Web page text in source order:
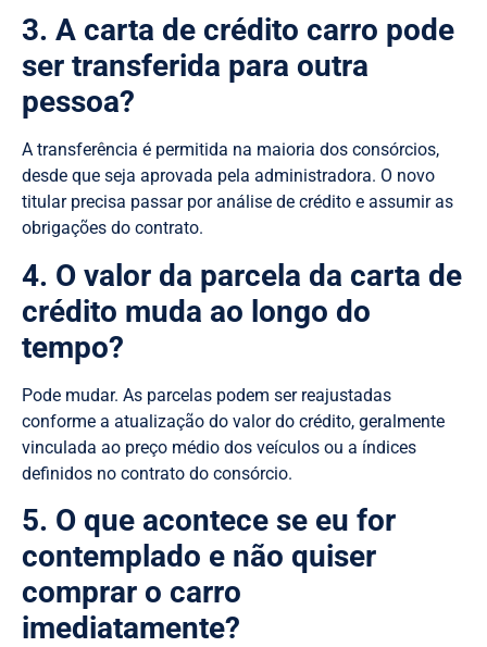
3. A carta de crédito carro pode
ser transferida para outra
pessoa?
A transferência é permitida na maioria dos consórcios,
desde que seja aprovada pela administradora. O novo
titular precisa passar por análise de crédito e assumir as
obrigações do contrato.
4. O valor da parcela da carta de
crédito muda ao longo do
tempo?
Pode mudar. As parcelas podem ser reajustadas
conforme a atualização do valor do crédito, geralmente
vinculada ao preço médio dos veículos ou a índices
definidos no contrato do consórcio.
5. O que acontece se eu for
contemplado e não quiser
comprar o carro
imediatamente?